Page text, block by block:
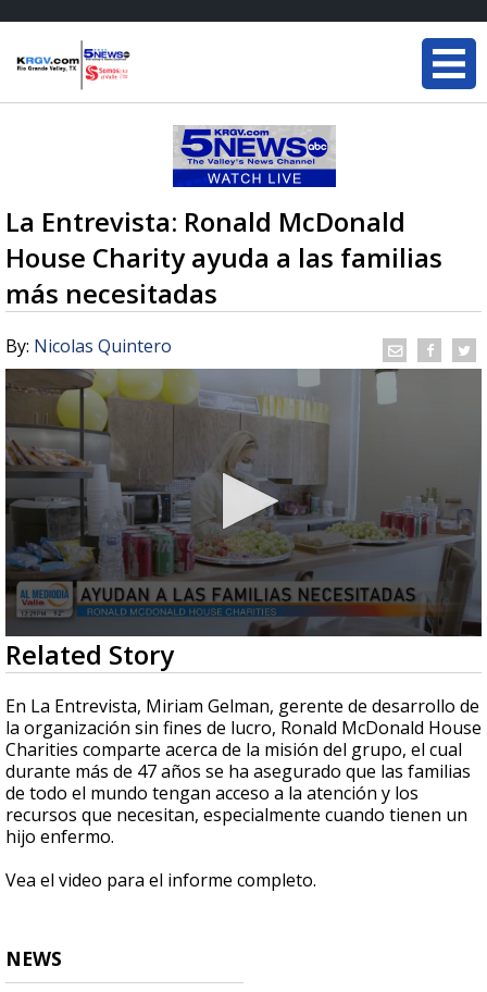
La Entrevista: Ronald McDonald
House Charity ayuda a las familias
más necesitadas
By: Nicolas Quintero
0
seconds
of
5
minutes,
12
seconds
Related Story
En La Entrevista, Miriam Gelman, gerente de desarrollo de
la organización sin fines de lucro, Ronald McDonald House
Charities comparte acerca de la misión del grupo, el cual
durante más de 47 años se ha asegurado que las familias
de todo el mundo tengan acceso a la atención y los
recursos que necesitan, especialmente cuando tienen un
hijo enfermo.
Vea el video para el informe completo.
NEWS